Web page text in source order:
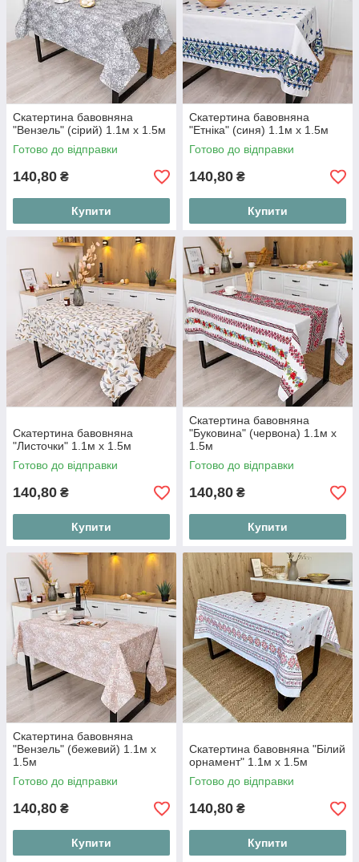
Скатертина бавовняна
"Вензель" (сірий) 1.1м х 1.5м
Готово до відправки
140,80 ₴
Купити
Скатертина бавовняна
"Етніка" (синя) 1.1м х 1.5м
Готово до відправки
140,80 ₴
Купити
Скатертина бавовняна
"Листочки" 1.1м х 1.5м
Готово до відправки
140,80 ₴
Купити
Скатертина бавовняна
"Буковина" (червона) 1.1м х
1.5м
Готово до відправки
140,80 ₴
Купити
Скатертина бавовняна
"Вензель" (бежевий) 1.1м х
1.5м
Готово до відправки
140,80 ₴
Купити
Скатертина бавовняна "Білий
орнамент" 1.1м х 1.5м
Готово до відправки
140,80 ₴
Купити